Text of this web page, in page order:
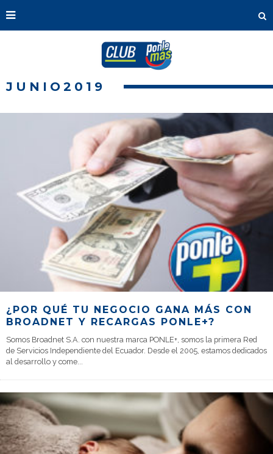
JUNIO2019
¿POR QUÉ TU NEGOCIO GANA MÁS CON
BROADNET Y RECARGAS PONLE+?
Somos Broadnet S.A. con nuestra marca PONLE+, somos la primera Red
de Servicios Independiente del Ecuador. Desde el 2005, estamos dedicados
al desarrollo y come